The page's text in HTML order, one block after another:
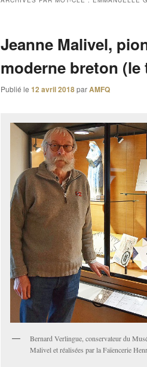
Jeanne Malivel,
moderne breton (le
Publié le 12 avril 2018parAMFQ
Bernard Verlingue, conservateur du
Malivel et réalisées par la Faïencerie